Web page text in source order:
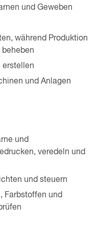
und Geweben
während Produktion
beheben
erstellen
und Anlagen
und
veredeln und
und steuern
Farbstoffen und